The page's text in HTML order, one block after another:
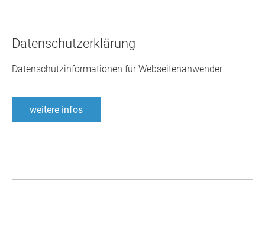
Datenschutzerklärung
Datenschutzinformationen für Webseitenanwender
weitere infos